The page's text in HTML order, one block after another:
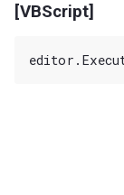
[VBScript]